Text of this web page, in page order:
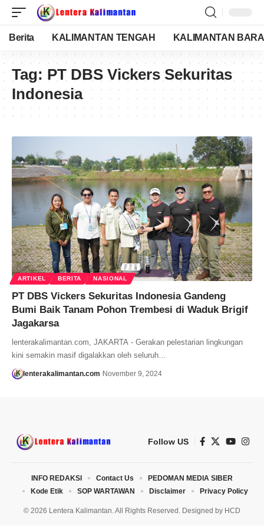
Berita KALIMANTAN TENGAH KALIMANTAN
Tag: PT DBS Vickers Sekuritas
Indonesia
ARTIKEL BERITA NASIONAL
PT DBS Vickers Sekuritas Indonesia Gandeng
Bumi Baik Tanam Pohon Trembesi di Waduk Brigif
Jagakarsa
lenterakalimantan.com, JAKARTA - Gerakan pelestarian lingkungan
kini semakin masif digalakkan oleh seluruh…
lenterakalimantan.com November 9, 2024
Follow US
© 2026 Lentera Kalimantan. All Rights Reserved. Designed by HCD
INFO REDAKSI Contact Us
PEDOMAN MEDIA SIBER
Kode Etik
SOP WARTAWAN Disclaimer Privacy Policy